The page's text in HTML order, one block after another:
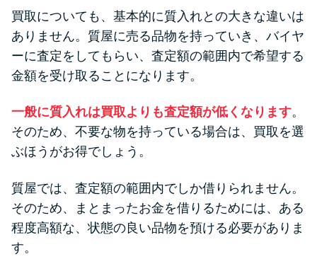
買取についても、基本的に質入れとの大きな違いは
ありません。質屋に売る品物を持っていき、バイヤ
ーに査定をしてもらい、査定額の範囲内で希望する
金額を受け取ることになります。
一般に質入れは買取よりも査定額が低くなります。
そのため、不要な物を持っている場合は、買取を選
ぶほうがお得でしょう。
質屋では、査定額の範囲内でしか借りられません。
そのため、まとまったお金を借りるためには、ある
程度高額な、状態の良い品物を預ける必要がありま
す。